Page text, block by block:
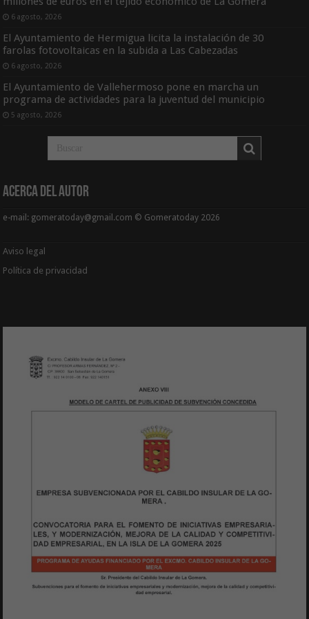
6 agosto, 2026
El Ayuntamiento de Hermigua licita la instalación de 30
farolas fotovoltaicas en la subida a Las Cabezadas
6 agosto, 2026
El Ayuntamiento de Vallehermoso pone en marcha un
programa de actividades para la juventud del municipio
5 agosto, 2026
Acerca del Autor
e-mail: gomeratoday@gmail.com © Gomeratoday 2026
Aviso legal
Política de privacidad